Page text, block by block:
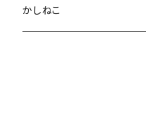
かしねこ